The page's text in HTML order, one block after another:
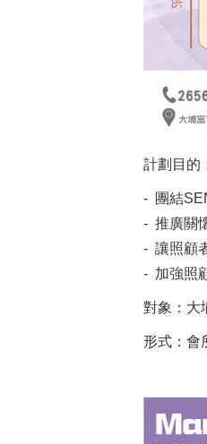
計劃目的
- 團結
- 推廣關
- 讓照顧
- 加強照
對象：大
形式：會